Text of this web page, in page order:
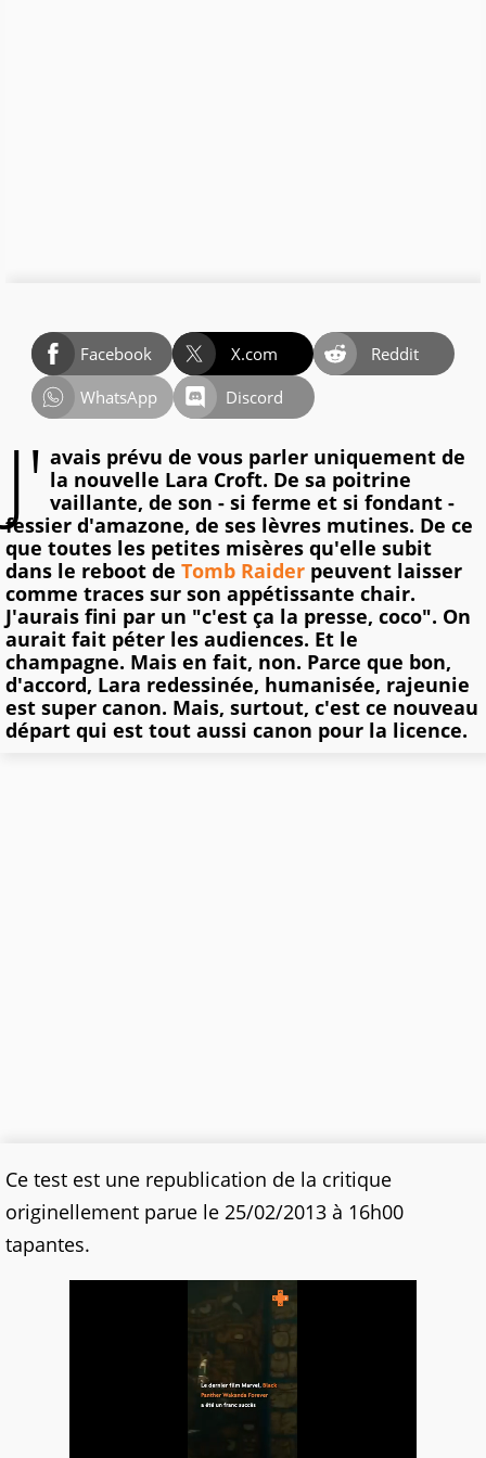
Facebook X.com
Reddit
WhatsApp
Discord
J' avais prévu de vous parler uniquement de
la nouvelle Lara Croft. De sa poitrine
vaillante, de son - si ferme et si fondant -
fessier d'amazone, de ses lèvres mutines. De ce
que toutes les petites misères qu'elle subit
dans le reboot de Tomb Raider peuvent laisser
comme traces sur son appétissante chair.
J'aurais fini par un "c'est ça la presse, coco". On
aurait fait péter les audiences. Et le
champagne. Mais en fait, non. Parce que bon,
d'accord, Lara redessinée, humanisée, rajeunie
est super canon. Mais, surtout, c'est ce nouveau
départ qui est tout aussi canon pour la licence.
Ce test est une republication de la critique
originellement parue le 25/02/2013 à 16h00
tapantes.